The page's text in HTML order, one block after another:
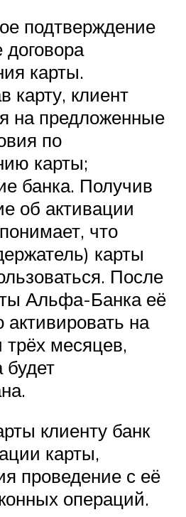
подтверждение
карты.
карту, клиент
на предложенные
по
карты;
банка. Получив
об активации
что
карты
После
Альфа-Банка её
на
трёх месяцев,
будет
клиенту банк
карты,
проведение с её
операций.